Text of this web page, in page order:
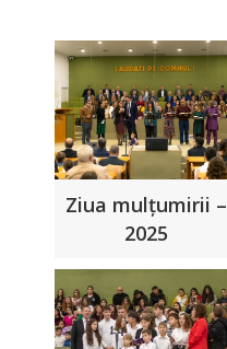
Ziua mulțumirii –
2025